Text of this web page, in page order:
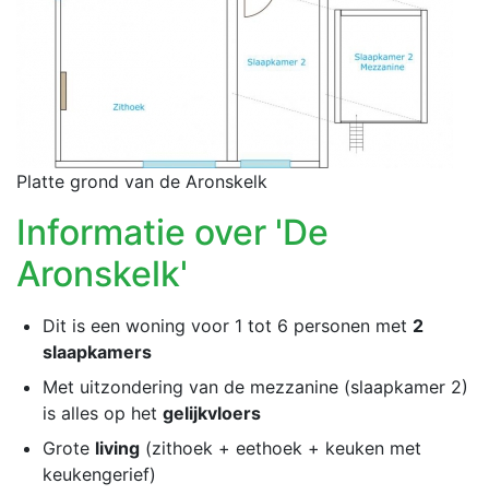
Platte grond van de Aronskelk
Informatie over 'De
Aronskelk'
Dit is een woning voor 1 tot 6 personen met 2
slaapkamers
Met uitzondering van de mezzanine (slaapkamer 2)
is alles op het gelijkvloers
Grote living (zithoek + eethoek + keuken met
keukengerief)